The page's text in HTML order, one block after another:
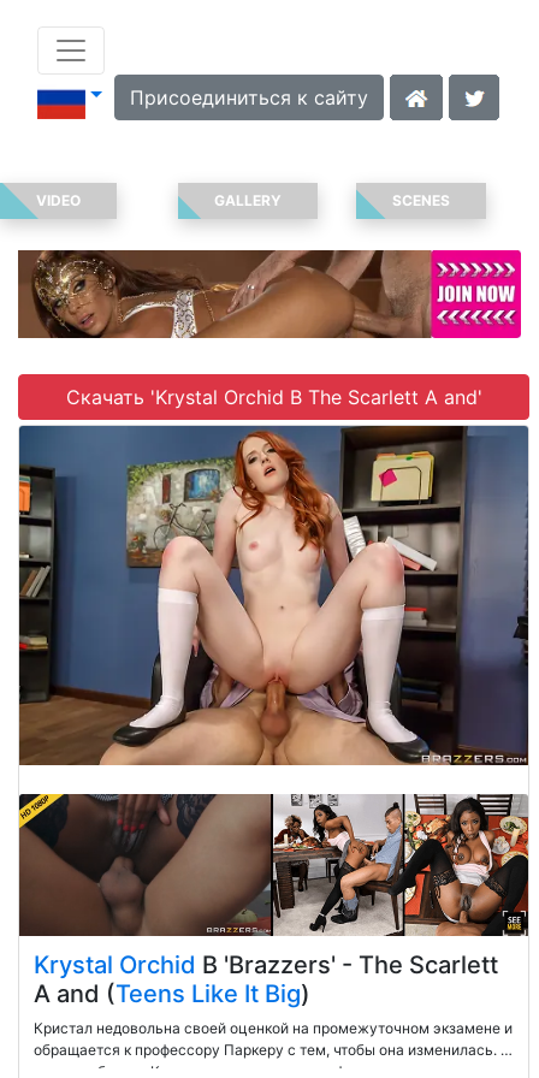
Присоединиться к сайту
VIDEO GALLERY SCENES
Скачать 'Krystal Orchid В The Scarlett A and'
Krystal Orchid В 'Brazzers' - The Scarlett
A and (Teens Like It Big)
Кристал недовольна своей оценкой на промежуточном экзамене и
обращается к профессору Паркеру с тем, чтобы она изменилась. В
своем кабинете Кристал использует свои физические активы,